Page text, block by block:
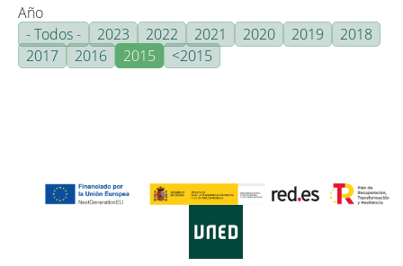
Año
- Todos -
2023 2022 2021 2020 2019
2018
2017
2016 2015 <2015